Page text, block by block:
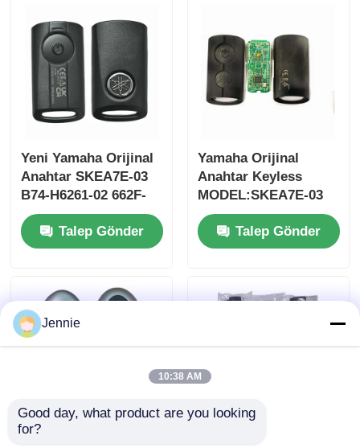
Yeni Yamaha Orijinal
Anahtar SKEA7E-03
B74-H6261-02 662F-
SKEA7D03
Talep Gönder
Yamaha Orijinal
Anahtar Keyless
MODEL:SKEA7E-03
Yamaha Akıllı
Uzaktan Kumanda
Anahtarı İçin B74-
SKEA7D03
Talep Gönder
Jennie
10:38 AM
Good day, what product are you looking
for?